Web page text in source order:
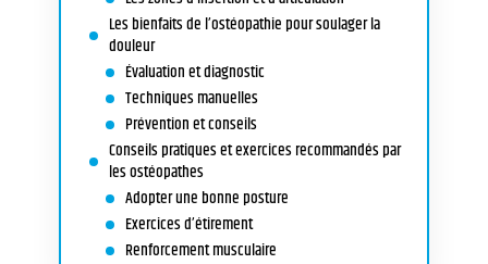
Les bienfaits de l’ostéopathie pour soulager la
douleur
Évaluation et diagnostic
Techniques manuelles
Prévention et conseils
Conseils pratiques et exercices recommandés par
les ostéopathes
Adopter une bonne posture
Exercices d’étirement
Renforcement musculaire